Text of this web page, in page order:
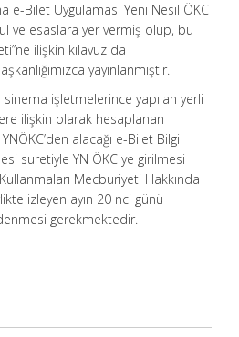
e-Bilet Uygulaması Yeni Nesil ÖKC
ve esaslara yer vermiş olup, bu
ilişkin kılavuz da
yayınlanmıştır.
sinema işletmelerince yapılan yerli
ilişkin olarak hesaplanan
alacağı e-Bilet Bilgi
suretiyle YN ÖKC ye girilmesi
Mecburiyeti Hakkında
izleyen ayın 20 nci günü
gerekmektedir.